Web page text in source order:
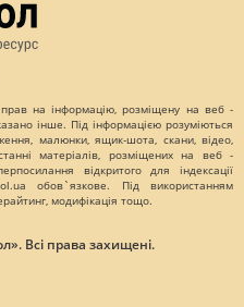
на інформацію, розміщену на веб -
інше. Під інформацією розуміються
малюнки, ящик-шота, скани, відео,
матеріалів, розміщених на веб -
відкритого для індексації
обов`язкове. Під використанням
модифікація тощо.
Всі права захищені.